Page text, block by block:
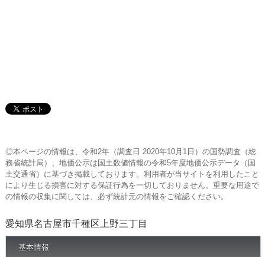
◎本ページの情報は、令和2年（調査日 2020年10月1日）の国勢調査（総
務省統計局）、地価公示は国土数値情報の令和5年度地価公示データ（国
土交通省）に基づき掲載しております。利用者が当サイトを利用したこと
により生じる損害に対する保証行為を一切しておりません。重要な用途で
の情報の収集に関しては、必ず統計元の情報をご確認ください。
愛知県名古屋市千種区上野三丁目
基本情報